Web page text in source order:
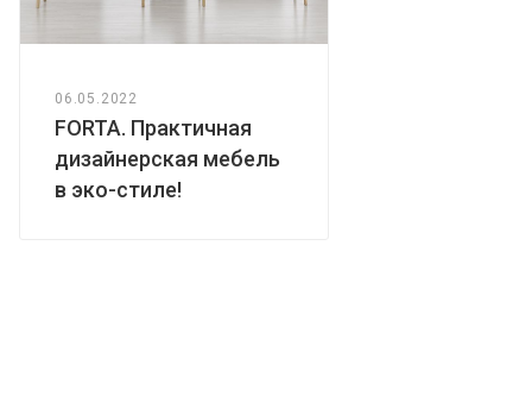
06.05.2022
FORTA. Практичная
дизайнерская мебель
в эко-стиле!